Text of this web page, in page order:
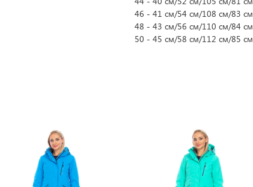
46 - 41 см/54 см/108 см/83 см
48 - 43 см/56 см/110 см/84 см
50 - 45 см/58 см/112 см/85 см